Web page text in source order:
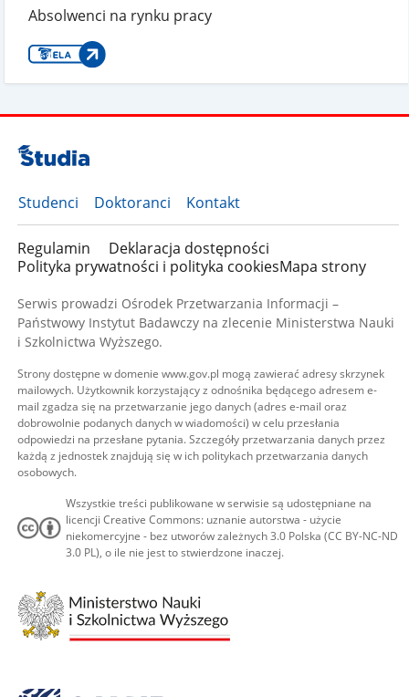
Absolwenci na rynku pracy
Studenci Doktoranci Kontakt
Regulamin
Deklaracja dostępności
Polityka prywatności i polityka cookiesMapa strony
Serwis prowadzi Ośrodek Przetwarzania Informacji –
Państwowy Instytut Badawczy na zlecenie Ministerstwa Nauki
i Szkolnictwa Wyższego.
Strony dostępne w domenie www.gov.pl mogą zawierać adresy skrzynek
mailowych. Użytkownik korzystający z odnośnika będącego adresem e-
mail zgadza się na przetwarzanie jego danych (adres e-mail oraz
dobrowolnie podanych danych w wiadomości) w celu przesłania
odpowiedzi na przesłane pytania. Szczegóły przetwarzania danych przez
każdą z jednostek znajdują się w ich politykach przetwarzania danych
osobowych.
Wszystkie treści publikowane w serwisie są udostępniane na
licencji Creative Commons: uznanie autorstwa - użycie
niekomercyjne - bez utworów zależnych 3.0 Polska (CC BY-NC-ND
3.0 PL), o ile nie jest to stwierdzone inaczej.